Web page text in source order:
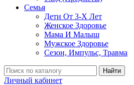
Семья
Дети От 3-Х Лет
Женское Здоровье
Мама И Малыш
Мужское Здоровье
Сезон, Импульс, Травма
Найти
Личный кабинет